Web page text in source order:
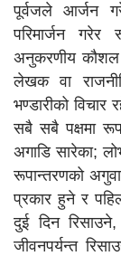
पूर्वजले आर्जन
परिमार्जन गरेर
अनुकरणीय कौशल
लेखक वा
भण्डारीको
सबै सबै पक्षमा
अगाडि सारेका;
रूपान्तरणको
प्रकार हुने र
दुई दिन
जीवनपर्यन्त